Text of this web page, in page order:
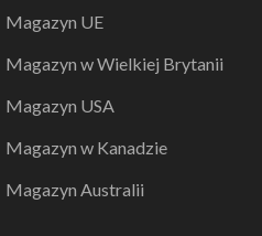
Magazyn UE
Magazyn w Wielkiej Brytanii
Magazyn USA
Magazyn w Kanadzie
Magazyn Australii